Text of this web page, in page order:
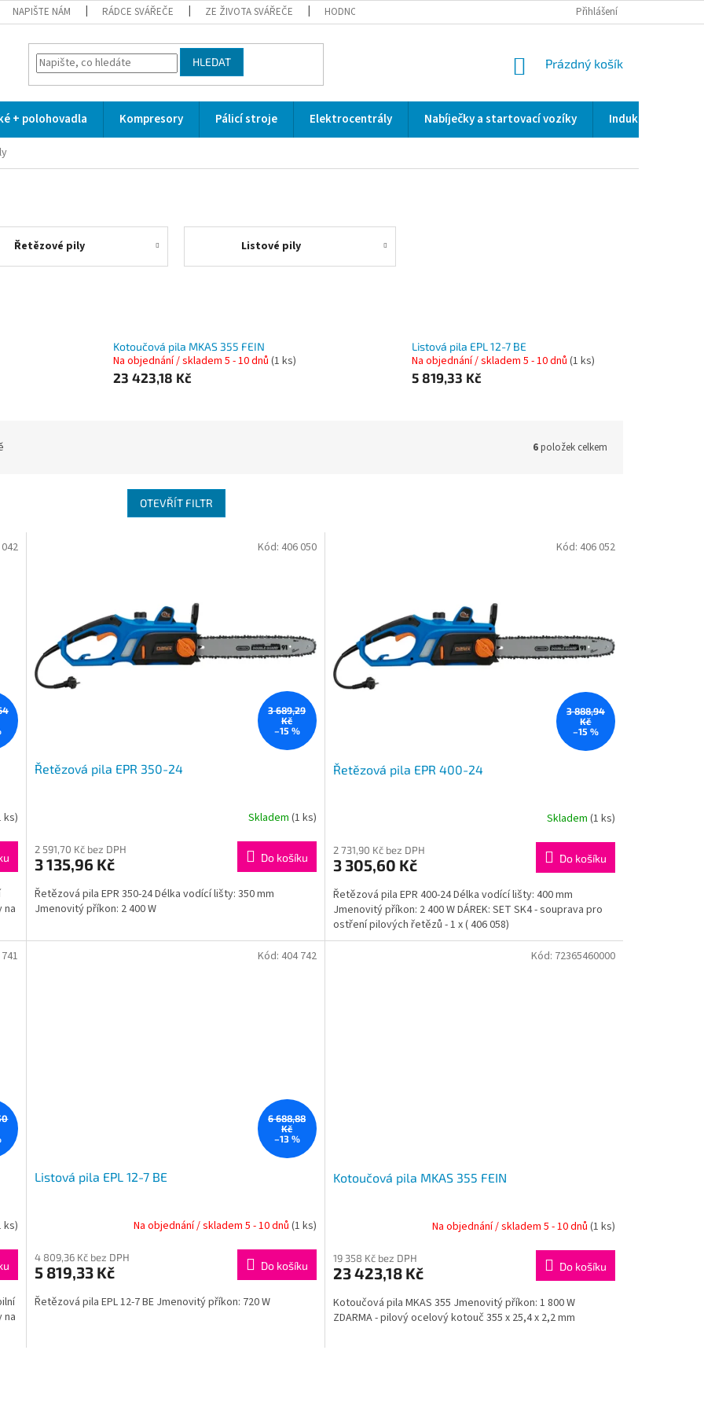
NAPIŠTE NÁM RÁDCE SVÁŘEČE ZE ŽIVOTA SVÁŘEČE HODNOCENÍ OBCHODU SERVIS / KALIBRACE / VALIDACE/ WELDSCANNER S3
Přihlášení
HLEDAT
NÁKUPNÍ
Prázdný košík
+ polohovadla Kompresory Pálicí stroje Elektrocentrály Nabíječky a startovací vozíky Indukční a
Řetězové pily Listové pily
Kotoučová pila MKAS 355 FEIN
Na objednání / skladem 5 - 10 dnů(1 ks)
23 423,18 Kč
Listová pila EPL 12-7 BE
Na objednání / skladem 5 - 10 dnů (1 ks)
5 819,33 Kč
6položek celkem
OTEVŘÍT FILTR
ks)
na
3 689,29
Kč
–15 %
Řetězová pila EPR 350-24
Skladem (1 ks)
2 591,70 Kč bez DPH
3 135,96 Kč Do košíku
Řetězová pila EPR 350-24 Délka vodící lišty: 350 mm
Jmenovitý příkon: 2 400 W
Kód: 406 050
3 888,94
Kč
–15 %
Řetězová pila EPR 400-24
Skladem (1 ks)
2 731,90 Kč bez DPH
3 305,60 Kč Do košíku
Řetězová pila EPR 400-24 Délka vodící lišty: 400 mm
Jmenovitý příkon: 2 400 W DÁREK: SET SK4 - souprava pro
ostření pilových řetězů - 1 x ( 406 058)
Kód: 406 052
ks)
na
6 688,88
Kč
–13 %
Listová pila EPL 12-7 BE
Na objednání / skladem 5 - 10 dnů (1 ks)
4 809,36 Kč bez DPH
5 819,33 Kč Do košíku
Řetězová pila EPL 12-7 BE Jmenovitý příkon: 720 W
Kód: 404 742
Kotoučová pila MKAS 355 FEIN
Na objednání / skladem 5 - 10 dnů (1 ks)
19 358 Kč bez DPH
23 423,18 Kč Do košíku
Kotoučová pila MKAS 355 Jmenovitý příkon: 1 800 W
ZDARMA - pilový ocelový kotouč 355 x 25,4 x 2,2 mm
Kód: 72365460000